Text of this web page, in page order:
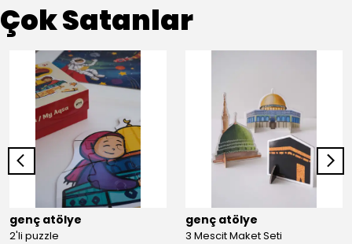
Çok Satanlar
genç atölye
2'li puzzle
genç atölye
3 Mescit Maket Seti